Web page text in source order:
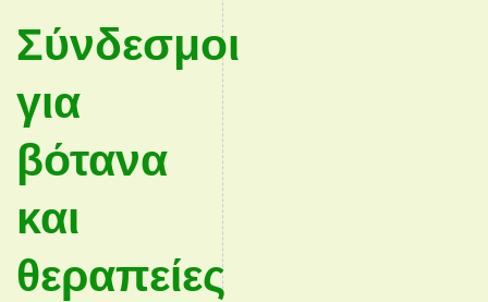
Σύνδεσμοι
για
βότανα
και
θεραπείες